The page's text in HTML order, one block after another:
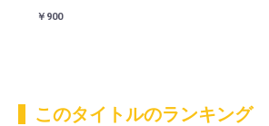
￥900
このタイトルのランキング